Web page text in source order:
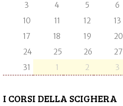
3
4 5 6
10
11 12 13
17
18 19 20
24
25 26 27
31
1 2 3
I CORSI DELLA SCIGHERA